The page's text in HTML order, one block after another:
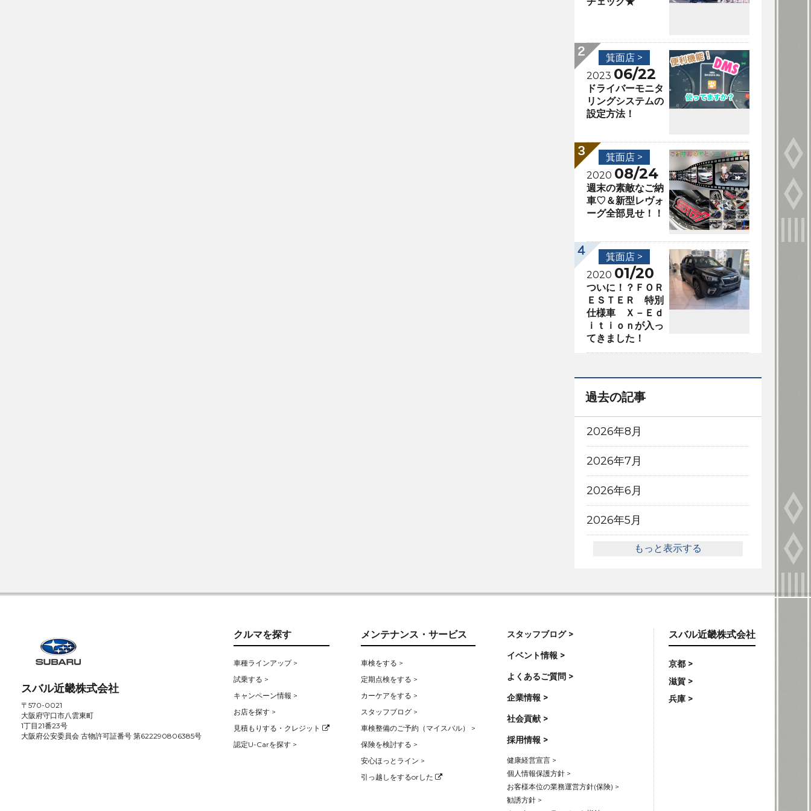
箕面店 >
2023 06/22
ドライバーモニタ
リングシステムの
設定方法！
箕面店 >
2020 08/24
週末の素敵なご納
車♡＆新型レヴォ
ーグ全部見せ！！
箕面店 >
2020 01/20
ついに！？ＦＯＲ
ＥＳＴＥＲ 特別
仕様車 Ｘ－Ｅｄ
ｉｔｉｏｎが入っ
てきました！
過去の記事
2026年8月
2026年7月
2026年6月
2026年5月
もっと表示する
スバル近畿株式会社
〒570-0021
大阪府守口市八雲東町
1丁目21番23号
大阪府公安委員会 古物許可証番号 第622290806385号
クルマを探す
車種ラインアップ >
試乗する >
キャンペーン情報 >
お店を探す >
見積もりする・クレジット
認定U-Carを探す >
メンテナンス・サービス
車検をする >
定期点検をする >
カーケアをする >
スタッフブログ >
車検整備のご予約（マイスバル） >
保険を検討する >
安心ほっとライン >
引っ越しをするorした
スタッフブログ >
イベント情報 >
よくあるご質問 >
企業情報 >
社会貢献 >
採用情報 >
健康経営宣言 >
個人情報保護方針 >
お客様本位の業務運営方針(保険) >
勧誘方針 >
スバル近畿株式会社
京都 >
滋賀 >
兵庫 >